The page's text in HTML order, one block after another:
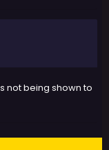
not being shown to